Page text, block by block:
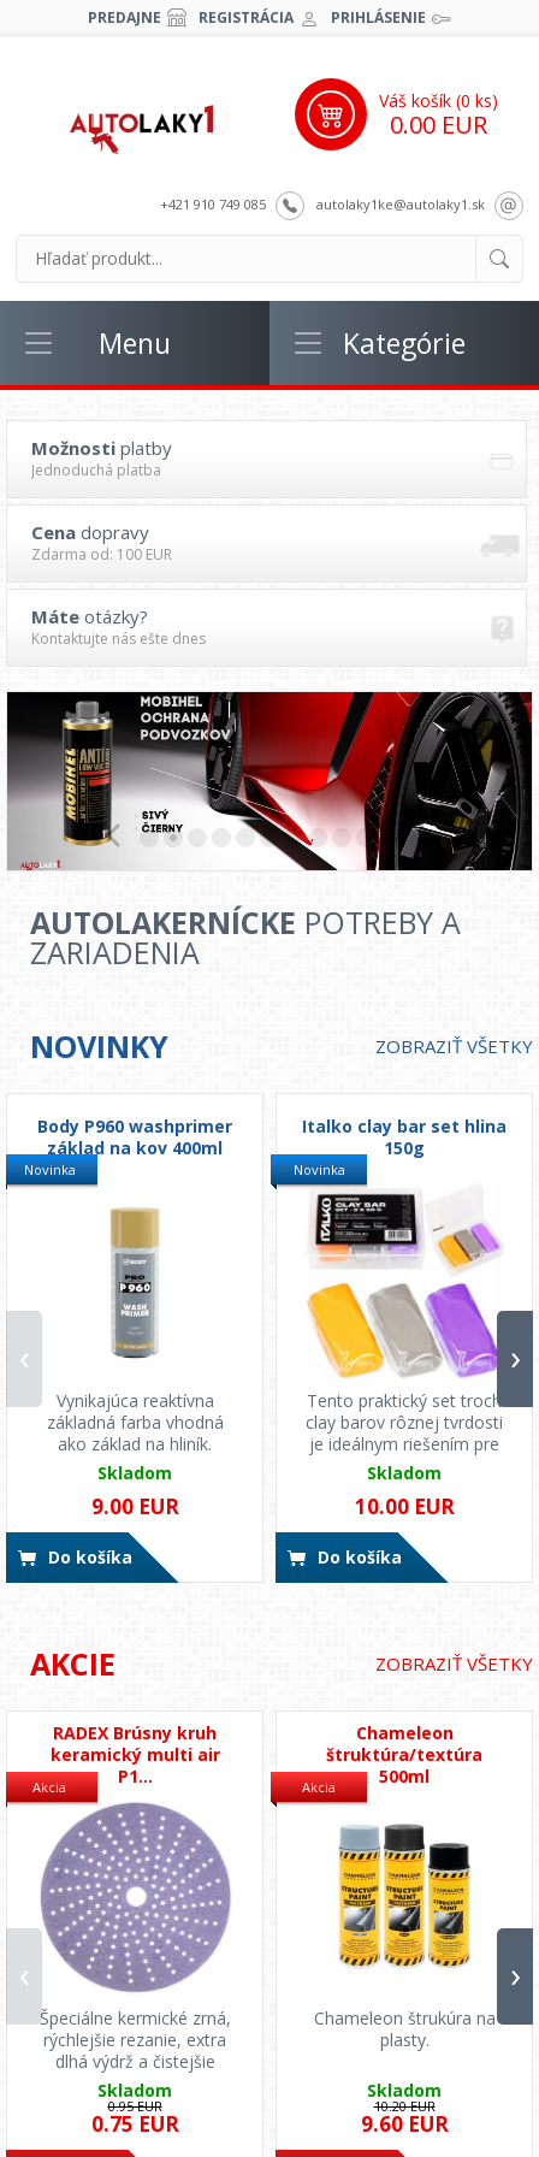
PREDAJNE REGISTRÁCIA PRIHLÁSENIE
+421 910 749 085 autolaky1ke@autolaky1.sk
Váš košík (0 ks)
0.00 EUR
Menu Kategórie
Možnosti platby
Jednoduchá platba
Cena dopravy
Zdarma od: 100 EUR
Máte otázky?
Kontaktujte nás ešte dnes
AUTOLAKERNÍCKE POTREBY A
ZARIADENIA
NOVINKY ZOBRAZIŤ VŠETKY
Novinka
Body P960 washprimer
základ na kov 400ml
Vynikajúca reaktívna
základná farba vhodná
ako základ na hliník.
Skladom
9.00 EUR
Do košíka
Novinka
Italko clay bar set hlina
150g
Tento praktický set troch
clay barov rôznej tvrdosti
je ideálnym riešením pre
každého, kto...
Skladom
10.00 EUR
Do košíka
‹ ›
AKCIE ZOBRAZIŤ VŠETKY
Akcia
RADEX Brúsny kruh
keramický multi air
P1...
Špeciálne kermické zrná,
rýchlejšie rezanie, extra
dlhá výdrž a čistejšie
pracovné prostre...
Skladom
0.75 EUR
0.95 EUR
Akcia
Chameleon
štruktúra/textúra
500ml
Chameleon štrukúra na
plasty.
Skladom
9.60 EUR
10.20 EUR
‹ ›